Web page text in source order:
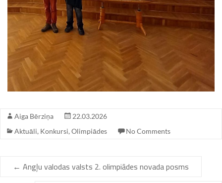
Aiga Bērziņa
22.03.2026
Aktuāli, Konkursi, Olimpiādes No Comments
← Angļu valodas valsts 2. olimpiādes novada posms